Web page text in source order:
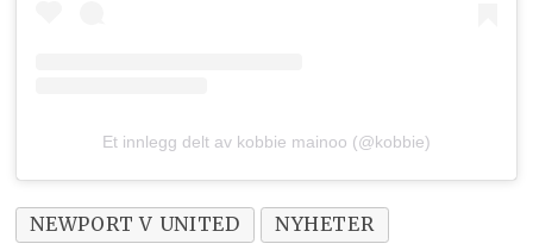
Et innlegg delt av kobbie mainoo (@kobbie)
NEWPORT V UNITED
NYHETER